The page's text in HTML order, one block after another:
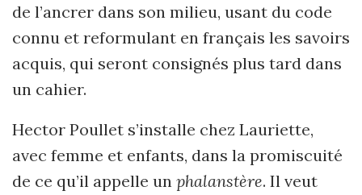
de l’ancrer dans son milieu, usant du code
connu et reformulant en français les savoirs
acquis, qui seront consignés plus tard dans
un cahier.
Hector Poullet s’installe chez Lauriette,
avec femme et enfants, dans la promiscuité
de ce qu’il appelle un phalanstère. Il veut